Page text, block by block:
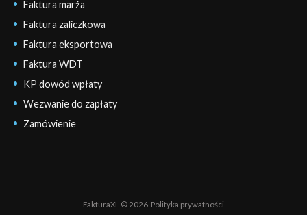
Faktura marża
Faktura zaliczkowa
Faktura eksportowa
Faktura WDT
KP dowód wpłaty
Wezwanie do zapłaty
Zamówienie
FakturaXL © 2026. Polityka prywatności